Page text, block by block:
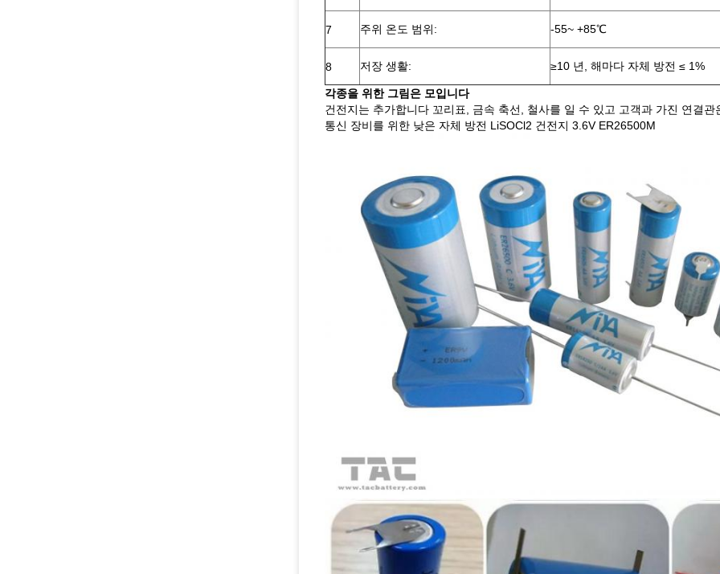
7 주위 온도 범위: -55~ +85℃
8 저장 생활: ≥10 년, 해마다 자체 방전 ≤ 1%
각종을 위한 그림은 모입니다
건전지는 추가합니다 꼬리표, 금속 축선, 철사를 일 수 있고 고객과 가진 연결관
통신 장비를 위한 낮은 자체 방전 LiSOCl2 건전지 3.6V ER26500M